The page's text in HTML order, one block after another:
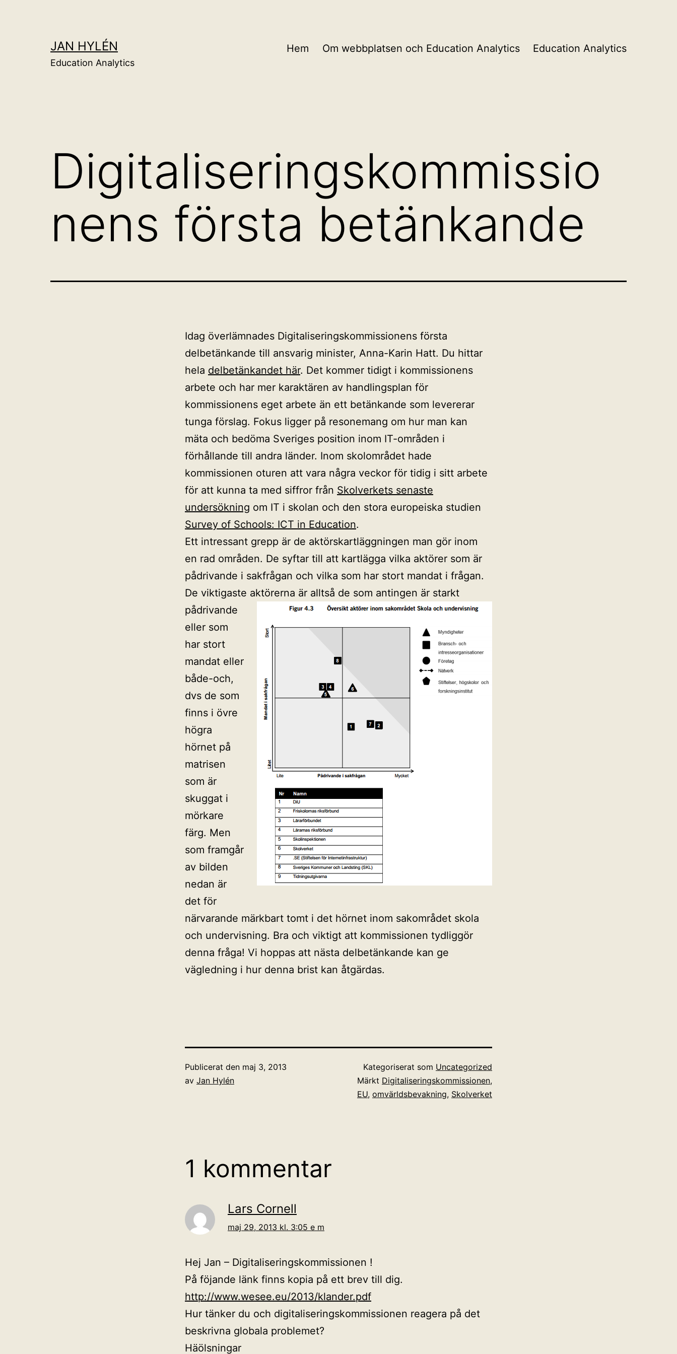
JAN HYLÉN
Education Analytics
Hem Om webbplatsen och Education Analytics Education Analytics
Digitaliseringskommissio
nens första betänkande
Idag överlämnades Digitaliseringskommissionens första
delbetänkande till ansvarig minister, Anna-Karin Hatt. Du hittar
hela delbetänkandet här. Det kommer tidigt i kommissionens
arbete och har mer karaktären av handlingsplan för
kommissionens eget arbete än ett betänkande som levererar
tunga förslag. Fokus ligger på resonemang om hur man kan
mäta och bedöma Sveriges position inom IT-områden i
förhållande till andra länder. Inom skolområdet hade
kommissionen oturen att vara några veckor för tidig i sitt arbete
för att kunna ta med siffror från Skolverkets senaste
undersökning om IT i skolan och den stora europeiska studien
Survey of Schools: ICT in Education.
Ett intressant grepp är de aktörskartläggningen man gör inom
en rad områden. De syftar till att kartlägga vilka aktörer som är
pådrivande i sakfrågan och vilka som har stort mandat i frågan.
De viktigaste aktörerna är alltså de som antingen är starkt
pådrivande
eller som
har stort
mandat eller
både-och,
dvs de som
finns i övre
högra
hörnet på
matrisen
som är
skuggat i
mörkare
färg. Men
som framgår
av bilden
nedan är
det för
närvarande märkbart tomt i det hörnet inom sakområdet skola
och undervisning. Bra och viktigt att kommissionen tydliggör
denna fråga! Vi hoppas att nästa delbetänkande kan ge
vägledning i hur denna brist kan åtgärdas.
Publicerat den maj 3, 2013
av Jan Hylén
Kategoriserat som Uncategorized
Märkt Digitaliseringskommissionen,
EU, omvärldsbevakning, Skolverket
1 kommentar
Lars Cornell
maj 29, 2013 kl. 3:05 e m
Hej Jan – Digitaliseringskommissionen !
På föjande länk finns kopia på ett brev till dig.
http://www.wesee.eu/2013/klander.pdf
Hur tänker du och digitaliseringskommissionen reagera på det
beskrivna globala problemet?
Häölsningar